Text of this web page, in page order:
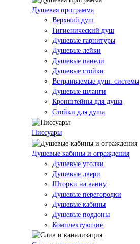
Душевая программа
Верхний душ
Гигиенический душ
Душевые гарнитуры
Душевые лейки
Душевые панели
Душевые стойки
Встраиваемые душ. системы
Душевые шланги
Кронштейны для душа
Стойки для душа
Писсуары
Душевые кабины и ограждения
Душевые уголки
Душевые двери
Шторки на ванну
Душевые перегородки
Душевые кабины
Душевые поддоны
Комплектующие